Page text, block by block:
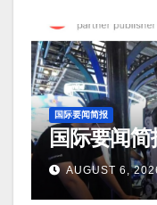
国际要闻简报
国际要闻
AUGUST 6,